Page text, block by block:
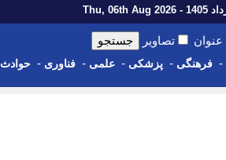
عنوان تصاویر
- فرهنگی - پزشکی - علمی - فناوری - حوادث